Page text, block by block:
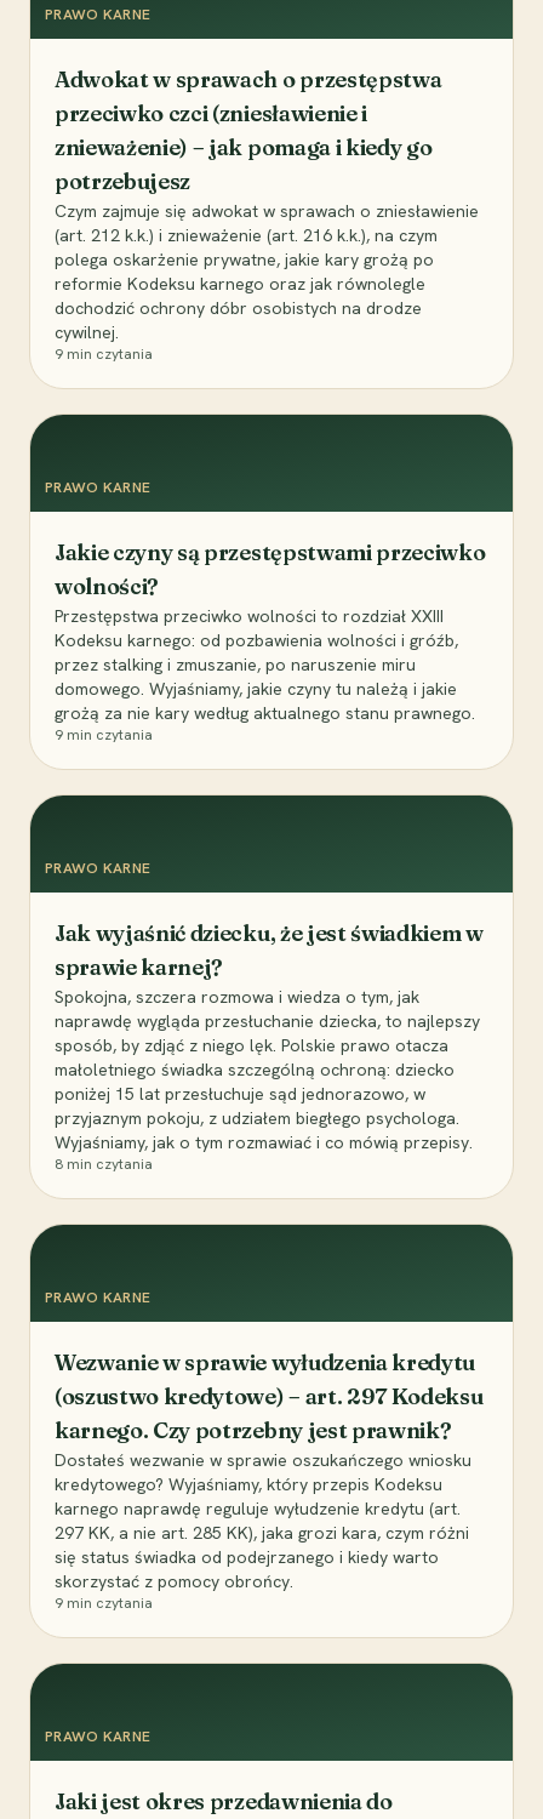
PRAWO KARNE
Adwokat w sprawach o przestępstwa
przeciwko czci (zniesławienie i
znieważenie) – jak pomaga i kiedy go
potrzebujesz
Czym zajmuje się adwokat w sprawach o zniesławienie
(art. 212 k.k.) i znieważenie (art. 216 k.k.), na czym
polega oskarżenie prywatne, jakie kary grożą po
reformie Kodeksu karnego oraz jak równolegle
dochodzić ochrony dóbr osobistych na drodze
cywilnej.
9 min czytania
PRAWO KARNE
Jakie czyny są przestępstwami przeciwko
wolności?
Przestępstwa przeciwko wolności to rozdział XXIII
Kodeksu karnego: od pozbawienia wolności i gróźb,
przez stalking i zmuszanie, po naruszenie miru
domowego. Wyjaśniamy, jakie czyny tu należą i jakie
grożą za nie kary według aktualnego stanu prawnego.
9 min czytania
PRAWO KARNE
Jak wyjaśnić dziecku, że jest świadkiem w
sprawie karnej?
Spokojna, szczera rozmowa i wiedza o tym, jak
naprawdę wygląda przesłuchanie dziecka, to najlepszy
sposób, by zdjąć z niego lęk. Polskie prawo otacza
małoletniego świadka szczególną ochroną: dziecko
poniżej 15 lat przesłuchuje sąd jednorazowo, w
przyjaznym pokoju, z udziałem biegłego psychologa.
Wyjaśniamy, jak o tym rozmawiać i co mówią przepisy.
8 min czytania
PRAWO KARNE
Wezwanie w sprawie wyłudzenia kredytu
(oszustwo kredytowe) – art. 297 Kodeksu
karnego. Czy potrzebny jest prawnik?
Dostałeś wezwanie w sprawie oszukańczego wniosku
kredytowego? Wyjaśniamy, który przepis Kodeksu
karnego naprawdę reguluje wyłudzenie kredytu (art.
297 KK, a nie art. 285 KK), jaka grozi kara, czym różni
się status świadka od podejrzanego i kiedy warto
skorzystać z pomocy obrońcy.
9 min czytania
PRAWO KARNE
Jaki jest okres przedawnienia do